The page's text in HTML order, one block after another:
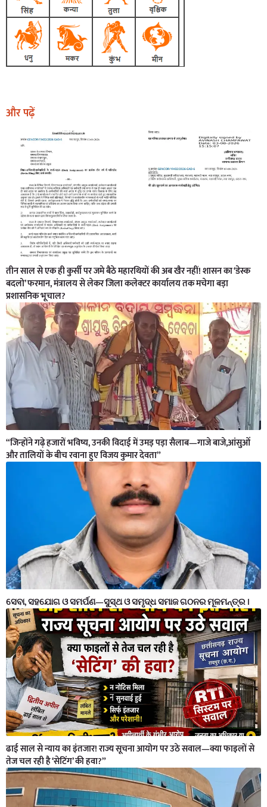
और पढ़ें
तीन साल से एक ही कुर्सी पर जमे बैठे महारथियों की अब खैर नहीं! शासन का ‘डेस्क
बदलो’ फरमान, मंत्रालय से लेकर जिला कलेक्टर कार्यालय तक मचेगा बड़ा
प्रशासनिक भूचाल?
“जिन्होंने गढ़े हजारों भविष्य, उनकी विदाई में उमड़ पड़ा सैलाब—गाजे बाजे,आंसुओं
और तालियों के बीच रवाना हुए विजय कुमार देवता”
ସେବା, ସହଯୋଗ ଓ ସମର୍ପଣ—ସୁସ୍ଥ ଓ ସମୃଦ୍ଧ ସମାଜ ଗଠନର ମୂଳମନ୍ତ୍ର ।
ढाई साल से न्याय का इंतजार! राज्य सूचना आयोग पर उठे सवाल—क्या फाइलों से
तेज चल रही है ‘सेटिंग’ की हवा?”